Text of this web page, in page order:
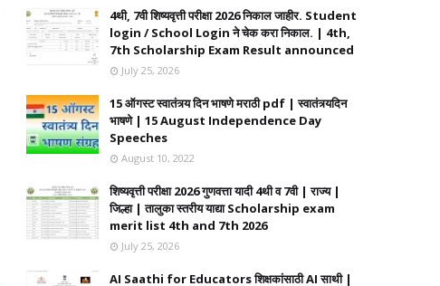
4थी, 7वी शिष्यवृत्ती परीक्षा 2026 निकाल जाहीर. Student
login / School Login ने चेक करा निकाल. | 4th,
7th Scholarship Exam Result announced
July 25, 2026
15 ऑगस्ट स्वातंत्र्य दिन भाषणे मराठी pdf | स्वातंत्र्यदिन
भाषणे | 15 August Independence Day
Speeches
August 10, 2022
शिष्यवृत्ती परीक्षा 2026 गुणवत्ता यादी 4थी व 7वी | राज्य |
जिल्हा | तालुका स्तरीय याद्या Scholarship exam
merit list 4th and 7th 2026
July 25, 2026
AI Saathi for Educators शिक्षकांसाठी AI साथी |